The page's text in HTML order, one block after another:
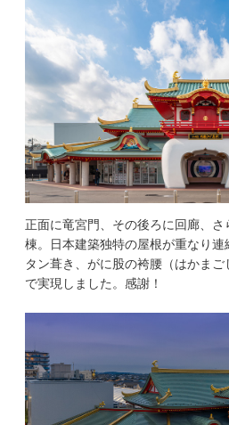
正面に竜宮門、その後ろに回廊、
棟。日本建築独特の屋根が重なり
タン葺き、がに股の袴腰（はかま
で実現しました。感謝！